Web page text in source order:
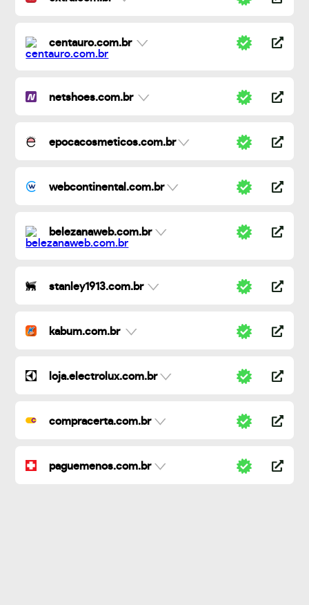
centauro.com.br
netshoes.com.br
epocacosmeticos.com.br
webcontinental.com.br
belezanaweb.com.br
stanley1913.com.br
kabum.com.br
loja.electrolux.com.br
compracerta.com.br
paguemenos.com.br